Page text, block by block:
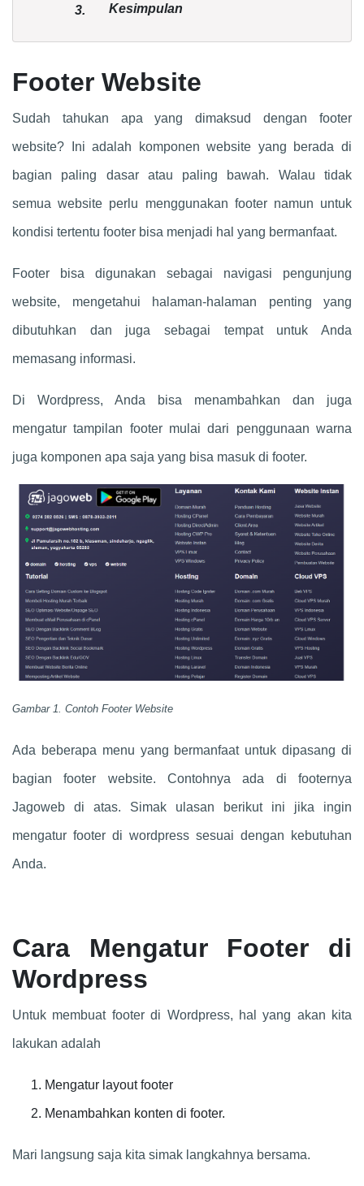
3. Kesimpulan
Footer Website
Sudah tahukan apa yang dimaksud dengan footer
website? Ini adalah komponen website yang berada di
bagian paling dasar atau paling bawah. Walau tidak
semua website perlu menggunakan footer namun untuk
kondisi tertentu footer bisa menjadi hal yang bermanfaat.
Footer bisa digunakan sebagai navigasi pengunjung
website, mengetahui halaman-halaman penting yang
dibutuhkan dan juga sebagai tempat untuk Anda
memasang informasi.
Di Wordpress, Anda bisa menambahkan dan juga
mengatur tampilan footer mulai dari penggunaan warna
juga komponen apa saja yang bisa masuk di footer.
Gambar 1. Contoh Footer Website
Ada beberapa menu yang bermanfaat untuk dipasang di
bagian footer website. Contohnya ada di footernya
Jagoweb di atas. Simak ulasan berikut ini jika ingin
mengatur footer di wordpress sesuai dengan kebutuhan
Anda.
Cara Mengatur Footer di
Wordpress
Untuk membuat footer di Wordpress, hal yang akan kita
lakukan adalah
Mengatur layout footer
Menambahkan konten di footer.
Mari langsung saja kita simak langkahnya bersama.